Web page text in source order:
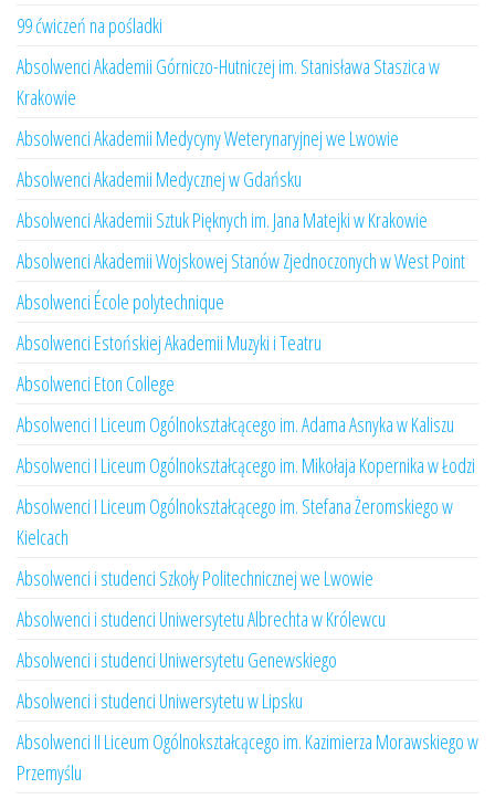
99 ćwiczeń na pośladki
Absolwenci Akademii Górniczo-Hutniczej im. Stanisława Staszica w
Krakowie
Absolwenci Akademii Medycyny Weterynaryjnej we Lwowie
Absolwenci Akademii Medycznej w Gdańsku
Absolwenci Akademii Sztuk Pięknych im. Jana Matejki w Krakowie
Absolwenci Akademii Wojskowej Stanów Zjednoczonych w West Point
Absolwenci École polytechnique
Absolwenci Estońskiej Akademii Muzyki i Teatru
Absolwenci Eton College
Absolwenci I Liceum Ogólnokształcącego im. Adama Asnyka w Kaliszu
Absolwenci I Liceum Ogólnokształcącego im. Mikołaja Kopernika w Łodzi
Absolwenci I Liceum Ogólnokształcącego im. Stefana Żeromskiego w
Kielcach
Absolwenci i studenci Szkoły Politechnicznej we Lwowie
Absolwenci i studenci Uniwersytetu Albrechta w Królewcu
Absolwenci i studenci Uniwersytetu Genewskiego
Absolwenci i studenci Uniwersytetu w Lipsku
Absolwenci II Liceum Ogólnokształcącego im. Kazimierza Morawskiego w
Przemyślu